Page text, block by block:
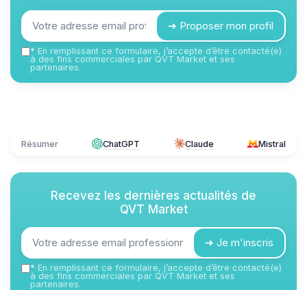
➔ Proposer mon profil
* En remplissant ce formulaire, j’accepte d’être contacté(e)
à des fins commerciales par QVT Market et ses
partenaires.
Résumer ChatGPT Claude Mistral
Recevez les dernières actualités de
QVT Market
➔ Je m'inscris
* En remplissant ce formulaire, j’accepte d’être contacté(e)
à des fins commerciales par QVT Market et ses
partenaires.